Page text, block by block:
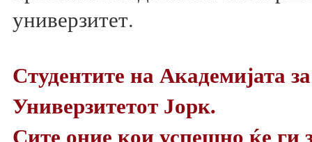
универзитет.
Студентите на Академијата
Универзитетот Јорк.